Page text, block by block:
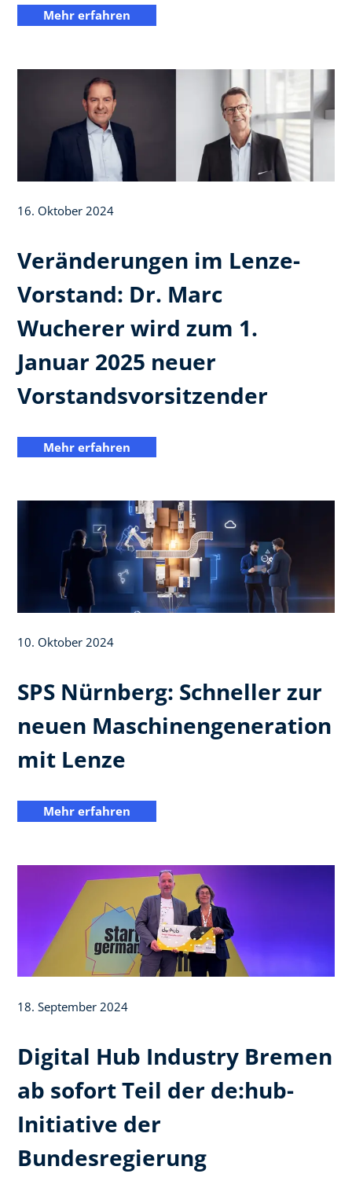
Mehr erfahren
16. Oktober 2024
Veränderungen im Lenze-
Vorstand: Dr. Marc
Wucherer wird zum 1.
Januar 2025 neuer
Vorstandsvorsitzender
Mehr erfahren
10. Oktober 2024
SPS Nürnberg: Schneller zur
neuen Maschinengeneration
mit Lenze
Mehr erfahren
18. September 2024
Digital Hub Industry Bremen
ab sofort Teil der de:hub-
Initiative der
Bundesregierung